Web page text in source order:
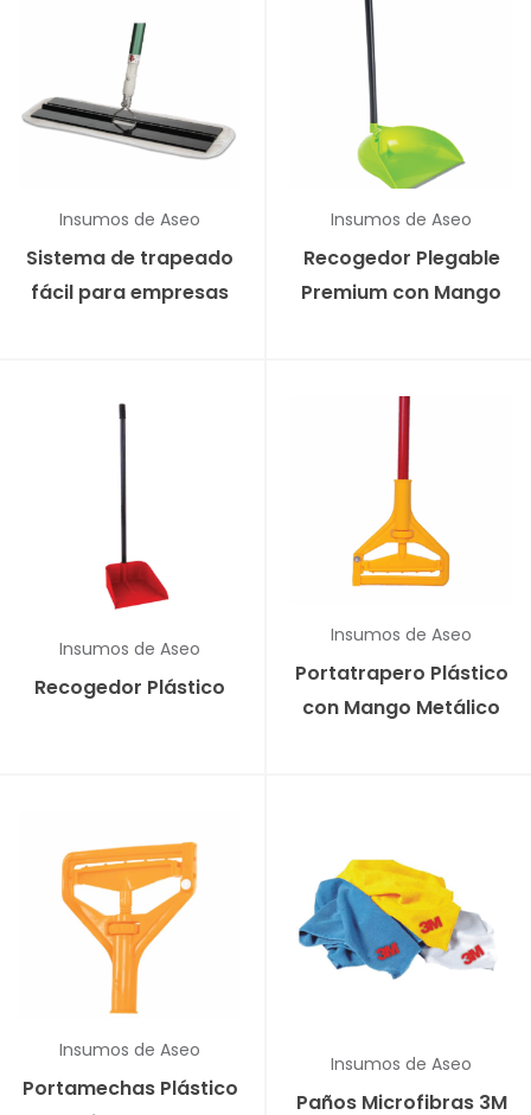
Insumos de Aseo
Sistema de trapeado
fácil para empresas
Insumos de Aseo
Recogedor Plegable
Premium con Mango
Insumos de Aseo
Recogedor Plástico
Insumos de Aseo
Portatrapero Plástico
con Mango Metálico
Insumos de Aseo
Portamechas Plástico
Insumos de Aseo
Paños Microfibras 3M